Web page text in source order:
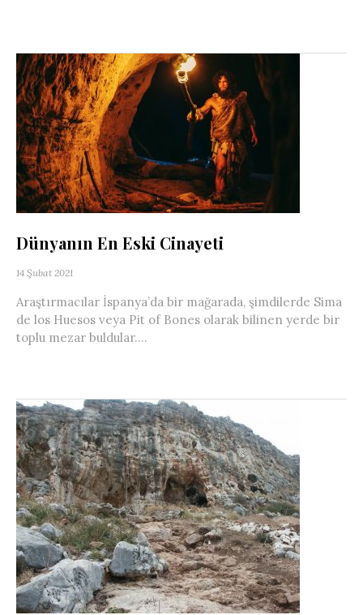
Dünyanın En Eski Cinayeti
14 Şubat 2021
Araştırmacılar İspanya’da bir mağarada, şimdilerde Sima
de los Huesos veya Pit of Bones olarak bilinen yerde bir
toplu mezar buldular....